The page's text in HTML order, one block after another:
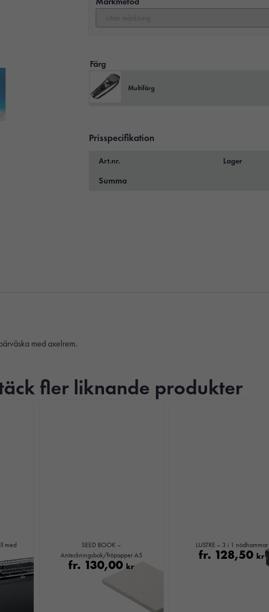
Färg
Multifärg
Prisspecifikation
Art.nr. Lager
Summa
med axelrem.
fler liknande produkter
med
SEED BOOK –
Anteckningsbok/fröpapper A5
fr. 130,00kr
LUSTRE – 3 i 1 nödhammar
fr. 128,50 kr
går inte att
välja bort. De
behövs för att
över huvud
taget ska